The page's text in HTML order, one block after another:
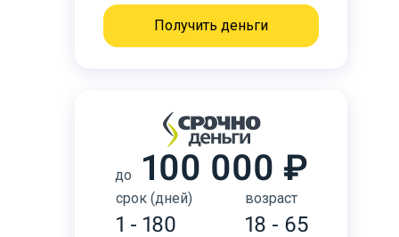
Получить деньги
до 100 000 ₽
срок (дней)
1 - 180
возраст
18 - 65